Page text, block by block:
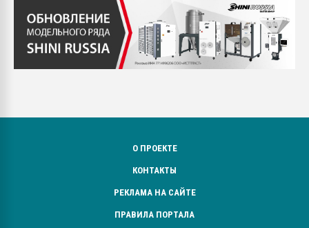
О ПРОЕКТЕ
КОНТАКТЫ
РЕКЛАМА НА САЙТЕ
ПРАВИЛА ПОРТАЛА